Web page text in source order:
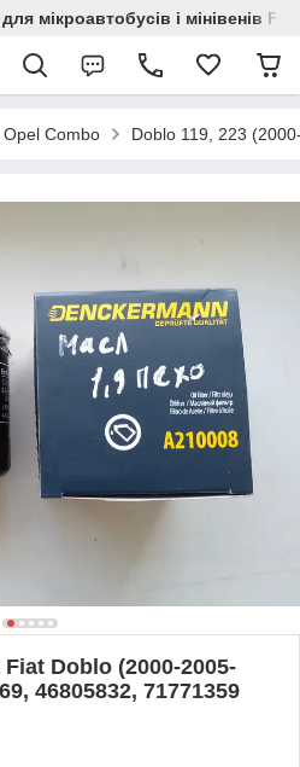
мікроавтобусів і мінівенів
Combo Doblo 119, 223
Doblo (2000-2005-
46805832, 71771359